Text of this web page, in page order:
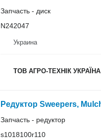
Запчасть - диск
N242047
Украина
ТОВ АГРО-ТЕХНІК УКРАЇНА
Запчасть - редуктор
s1018100r110